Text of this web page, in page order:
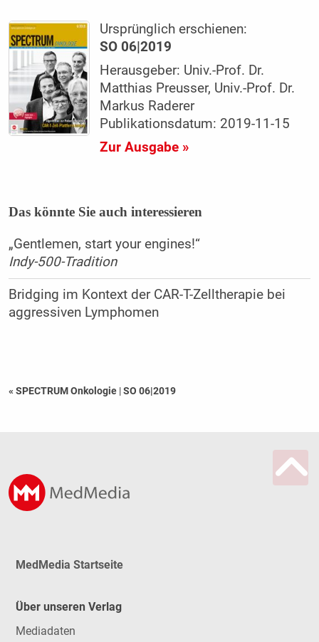
Ursprünglich erschienen:
SO 06|2019
Herausgeber: Univ.-Prof. Dr.
Matthias Preusser, Univ.-Prof. Dr.
Markus Raderer
Publikationsdatum: 2019-11-15
Zur Ausgabe »
Das könnte Sie auch interessieren
„Gentlemen, start your engines!“
Indy-500-Tradition
Bridging im Kontext der CAR-T-Zelltherapie bei
aggressiven Lymphomen
« SPECTRUM Onkologie |SO 06|2019
MedMedia Startseite
Über unseren Verlag
Mediadaten